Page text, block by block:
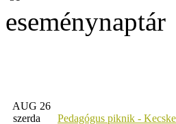
eseménynaptár
AUG 26
szerda
Pedagógus piknik -